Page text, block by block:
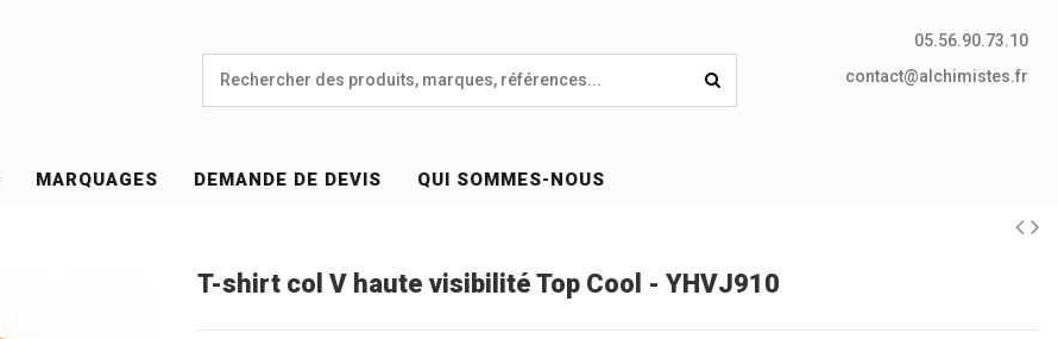
05.56.90.73.10
contact@alchimistes.fr
MARQUAGES DEMANDE DE DEVIS QUI SOMMES-NOUS
T-shirt col V haute visibilité Top Cool - YHVJ910